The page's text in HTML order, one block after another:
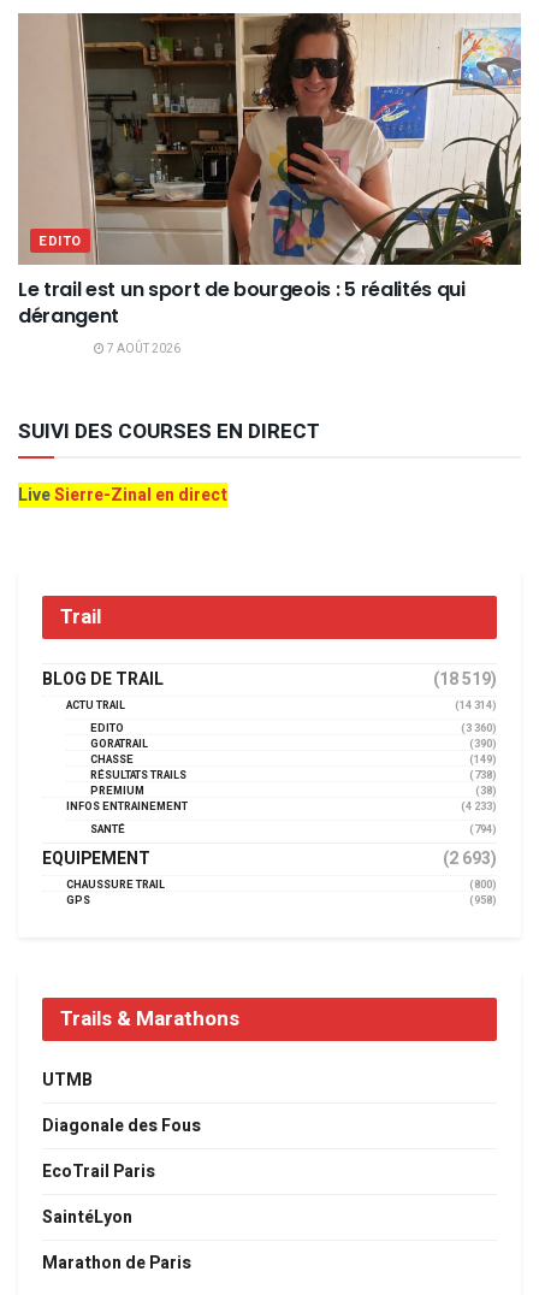
EDITO
Le trail est un sport de bourgeois : 5 réalités qui
dérangent
7 AOÛT 2026
SUIVI DES COURSES EN DIRECT
LiveSierre-Zinal en direct
Trail
BLOG DE TRAIL (18 519)
ACTU TRAIL
(14 314)
EDITO
(3 360)
GORATRAIL
(390)
CHASSE
(149)
RÉSULTATS TRAILS
(738)
PREMIUM
(38)
INFOS ENTRAINEMENT
(4 233)
SANTÉ
(794)
EQUIPEMENT (2 693)
CHAUSSURE TRAIL
(800)
GPS
(958)
Trails & Marathons
UTMB
Diagonale des Fous
EcoTrail Paris
SaintéLyon
Marathon de Paris